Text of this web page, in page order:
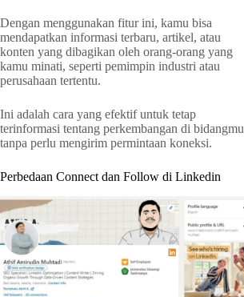
Dengan menggunakan fitur ini, kamu bisa
mendapatkan informasi terbaru, artikel, atau
konten yang dibagikan oleh orang-orang yang
kamu minati, seperti pemimpin industri atau
perusahaan tertentu.
Ini adalah cara yang efektif untuk tetap
terinformasi tentang perkembangan di bidangmu
tanpa perlu mengirim permintaan koneksi.
Perbedaan Connect dan Follow di Linkedin